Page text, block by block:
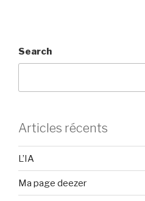
Search
Articles récents
L’IA
Ma page deezer